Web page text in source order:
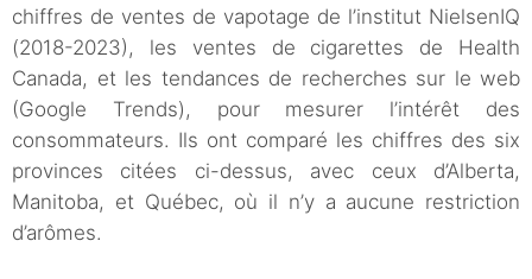
chiffres de ventes de vapotage de l’institut NielsenIQ
(2018-2023), les ventes de cigarettes de Health
Canada, et les tendances de recherches sur le web
(Google Trends), pour mesurer l’intérêt des
consommateurs. Ils ont comparé les chiffres des six
provinces citées ci-dessus, avec ceux d’Alberta,
Manitoba, et Québec, où il n’y a aucune restriction
d’arômes.